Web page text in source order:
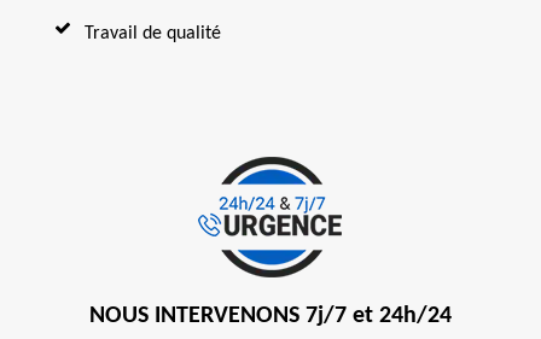
Travail de qualité
NOUS INTERVENONS 7j/7 et 24h/24